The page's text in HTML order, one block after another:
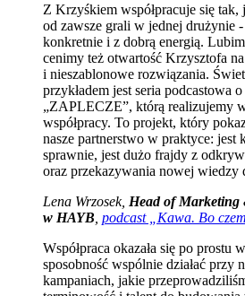
Z Krzyśkiem współpracuje się tak,
od zawsze grali w jednej drużynie
konkretnie i z dobrą energią.
cenimy też otwartość Krzysztofa
i nieszablonowe rozwiązania.
przykładem jest seria podcastowa
„ZAPLECZE”, którą realizujemy
współpracy. To projekt, który
nasze partnerstwo w praktyce: jest
sprawnie, jest dużo frajdy z
oraz przekazywania nowej wiedzy
Lena Wrzosek, Head of Marketing
w HAYB podcast „Kawa. Bo
Współpraca okazała się po prostu
sposobność wspólnie działać przy
kampaniach, jakie